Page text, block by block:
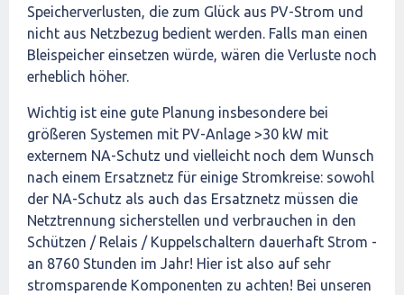
Speicherverlusten, die zum Glück aus PV-Strom und
nicht aus Netzbezug bedient werden. Falls man einen
Bleispeicher einsetzen würde, wären die Verluste noch
erheblich höher.
Wichtig ist eine gute Planung insbesondere bei
größeren Systemen mit PV-Anlage >30 kW mit
externem NA-Schutz und vielleicht noch dem Wunsch
nach einem Ersatznetz für einige Stromkreise: sowohl
der NA-Schutz als auch das Ersatznetz müssen die
Netztrennung sicherstellen und verbrauchen in den
Schützen / Relais / Kuppelschaltern dauerhaft Strom -
an 8760 Stunden im Jahr! Hier ist also auf sehr
stromsparende Komponenten zu achten! Bei unseren